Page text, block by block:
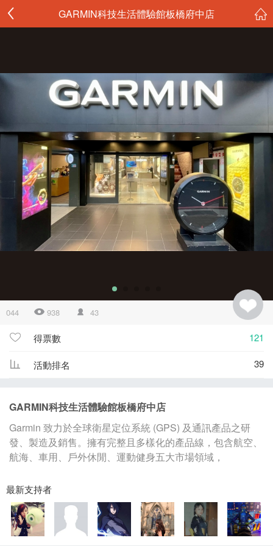
GARMIN科技生活體驗館板橋府中店
044 938 43
得票數 121
活動排名 39
GARMIN科技生活體驗館板橋府中店
Garmin 致力於全球衛星定位系統 (GPS) 及通訊產品之研
發、製造及銷售。擁有完整且多樣化的產品線，包含航空、
航海、車用、戶外休閒、運動健身五大市場領域，
最新支持者